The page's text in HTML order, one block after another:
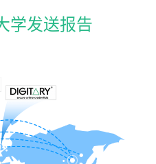
学发送报告